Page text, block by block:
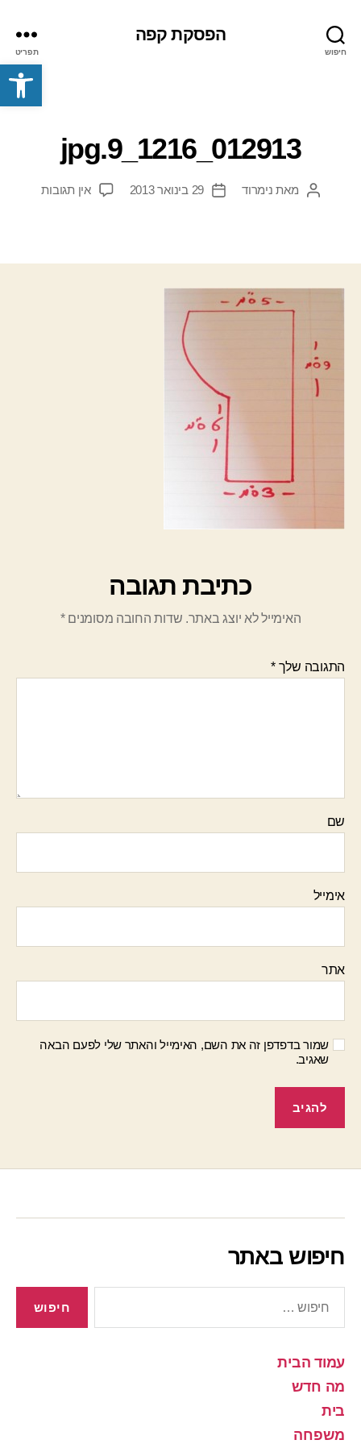
פתח סרגל נגישות
חיפוש
הפסקת קפה
תפריט
012913_1216_9.jpg
המחבר
מאת נימרוד
תאריך
29 בינואר 2013 אין תגובותעל
כתיבת תגובה
האימייל לא יוצג באתר. שדות החובה מסומנים*
התגובה שלך*
שם
אימייל
אתר
שמור בדפדפן זה את השם, האימייל והאתר שלי לפעם הבאה
שאגיב.
חיפוש באתר
עמוד הבית
מה חדש
בית
משפחה